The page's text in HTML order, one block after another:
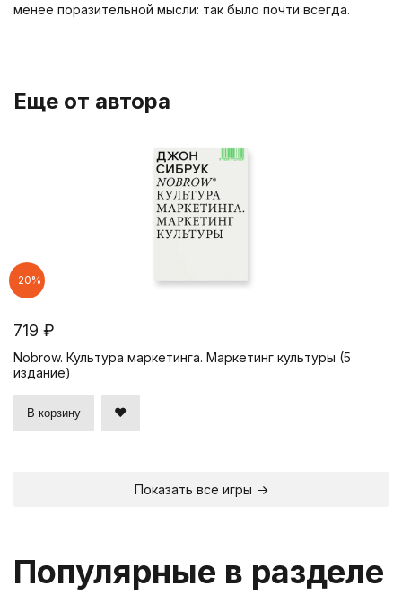
менее поразительной мысли: так было почти всегда.
Еще от автора
-20%
719 ₽
Nobrow. Культура маркетинга. Маркетинг культуры (5
издание)
В корзину
Показать все игры
Популярные в разделе